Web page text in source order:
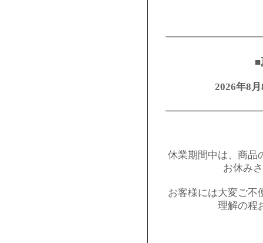
■
2026年8
休業期間中は、商品
お休み
お客様には大変ご不
理解の程